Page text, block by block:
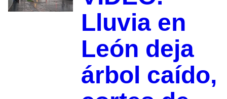
Lluvia en
León deja
árbol caído,